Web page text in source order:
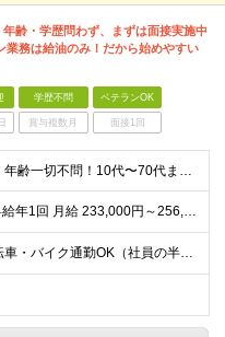
齢・学歴問わず、まずは面接実施中
務は給油のみ！だから始めやすい
学歴不問 ベテランOK
賞与複数月 面接1回
★★学歴・経験・年齢一切不問！10代〜70代まで活躍中★★ ■未経験歓迎 ■第二新卒歓迎・ブランクOK 人物重視の採用です！元気な挨拶ができる方、安定した環境で長く働きたい方を歓迎します。
★賞与年2回 ★昇給年1回 月給 233,000円～256,000円 +（各種手当）+（賞与年2回） ※経験、能力等を考慮の上、決定！月収30万円以上も可能です ※経験者の方は優遇します ※3ヶ月の
★全営業所で自転車・バイク通勤OK（社員の半数がバイクで通勤） 【目黒営業所】 東京都目黒区目黒1-24-2 【五反田営業所】 東京都品川区大崎5-1-2 【中野営業所 新宿スタンド】 東京都中